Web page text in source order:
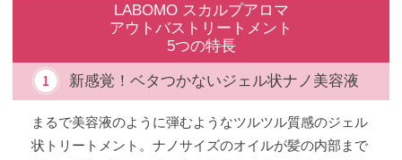
LABOMO スカルプアロマ
アウトバストリートメント
5つの特長
新感覚！ベタつかないジェル状ナノ美容液
まるで美容液のように弾むようなツルツル質感のジェル
状トリートメント。ナノサイズのオイルが髪の内部まで